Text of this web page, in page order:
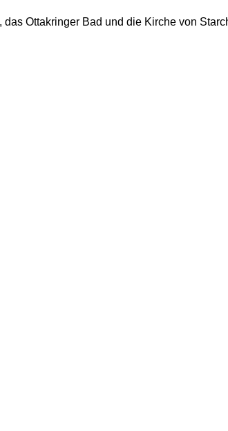
das Ottakringer Bad und die Kirche von